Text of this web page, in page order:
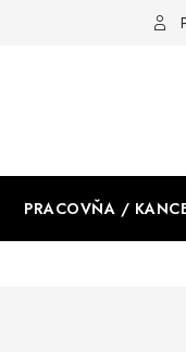
PRACOVŇA /